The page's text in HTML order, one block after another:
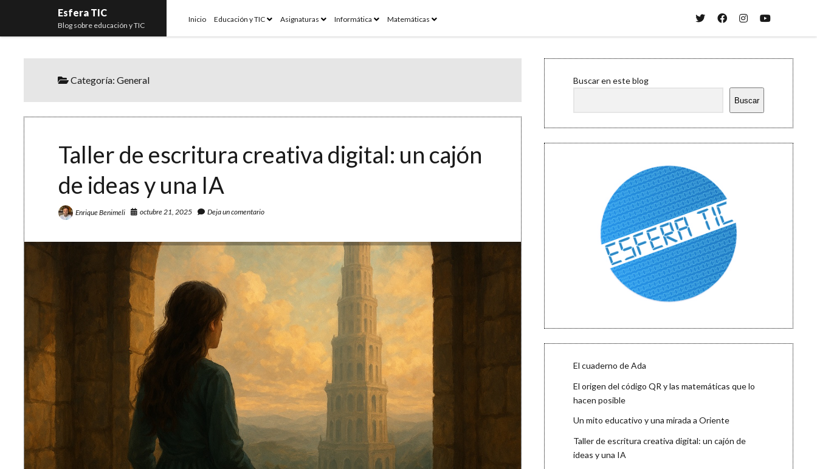
Esfera TIC
Blog sobre educación y TIC
Inicio Educación y TIC openAsignaturas openInformática openMatemáticas open
twitterfacebook
instagramyoutube
Categoría:General
Taller de escritura creativa digital: un cajón
de ideas y una IA
Enrique Benimeli octubre 21, 2025 Deja un comentario
Sidebar
Buscar en este blog
Buscar
El cuaderno de Ada
El origen del código QR y las matemáticas que lo
hacen posible
Un mito educativo y una mirada a Oriente
Taller de escritura creativa digital: un cajón de
ideas y una IA